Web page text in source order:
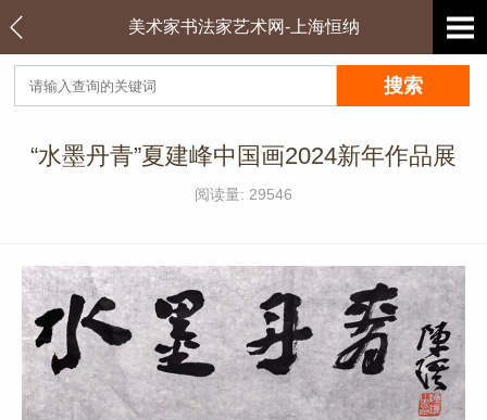
美术家书法家艺术网-上海恒纳
“水墨丹青”夏建峰中国画2024新年作品展
阅读量: 29546